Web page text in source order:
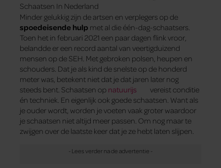
Schaatsen In Nederland
Minder gelukkig zijn de artsen en verplegers op de
spoedeisende hulp met al die één-dag-schaatsers.
Toen het in februari 2021 een paar dagen flink vroor,
belandde er een record aantal van veertigduizend
mensen op de SEH. Met gebroken polsen, heupen en
schouders. Dat je als kind de snelste op de honderd
meter was, betekent niet dat je dat jaren later nog
steeds bent. Schaatsen op natuurijs
vereist conditie
én techniek. En eigenlijk ook goede schaatsen. Want als
je ouder wordt, worden je voeten vaak groter waardoor
je schaatsen niet altijd meer passen. Om nog maar te
zwijgen over de laatste keer dat je ze hebt laten slijpen.